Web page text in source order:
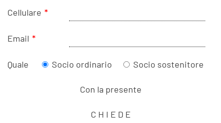
Cellulare *
Email *
Quale Socio ordinario Socio sostenitore
Con la presente
C H I E D E